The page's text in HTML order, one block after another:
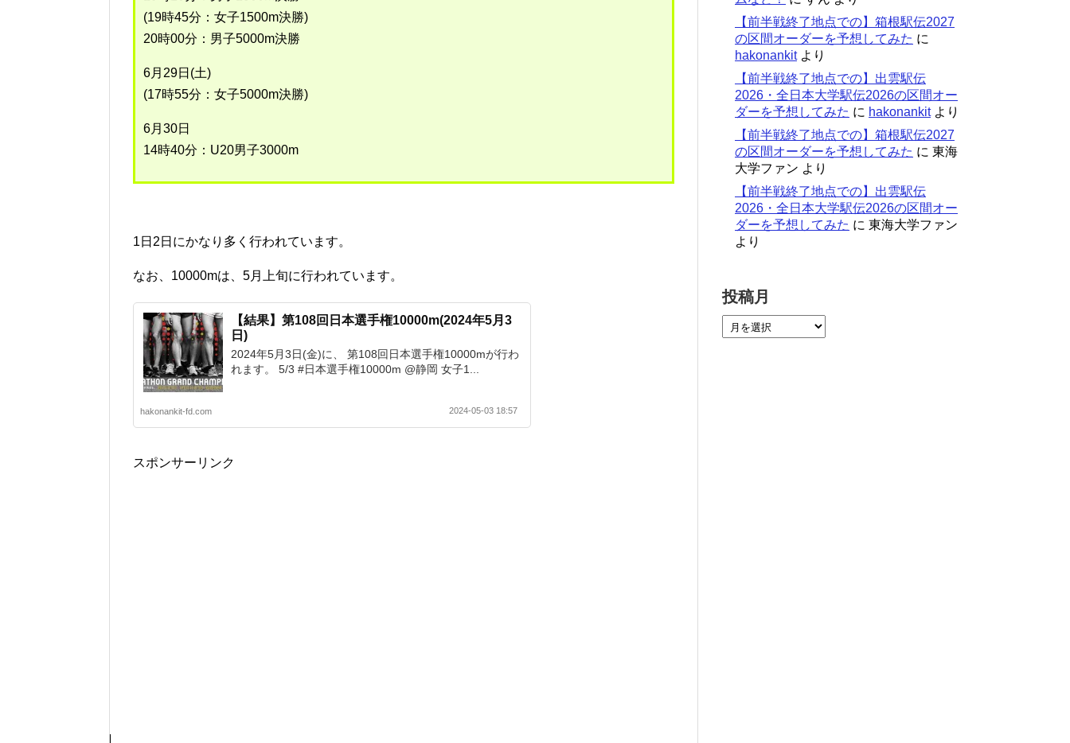
(19時45分：女子1500m決勝)
20時00分：男子5000m決勝
6月29日(土)
(17時55分：女子5000m決勝)
6月30日
14時40分：U20男子3000m
1日2日にかなり多く行われています。
なお、10000mは、5月上旬に行われています。
【結果】第108回日本選手権10000m(2024年5月3
日)
2024年5月3日(金)に、 第108回日本選手権10000mが行わ
れます。 5/3 #日本選手権10000m @静岡 女子1...
hakonankit-fd.com 2024-05-03 18:57
スポンサーリンク
【前半戦終了地点での】箱根駅伝2027
の区間オーダーを予想してみた に
hakonankitより
【前半戦終了地点での】出雲駅伝
2026・全日本大学駅伝2026の区間オー
ダーを予想してみた に hakonankitより
【前半戦終了地点での】箱根駅伝2027
の区間オーダーを予想してみた に 東海
大学ファン より
【前半戦終了地点での】出雲駅伝
2026・全日本大学駅伝2026の区間オー
ダーを予想してみた に 東海大学ファン
より
投稿月